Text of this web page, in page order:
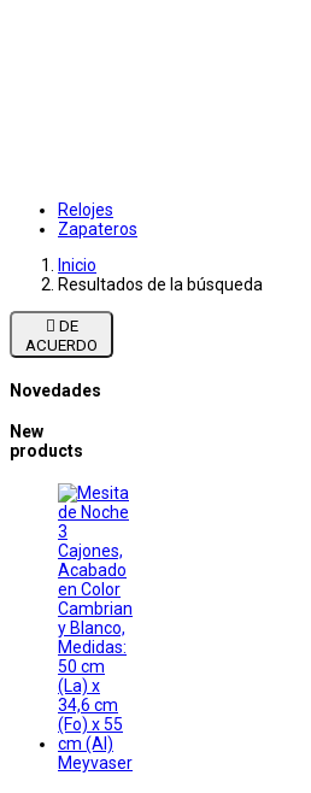
Relojes
Zapateros
Inicio
Resultados de la búsqueda

ACUERDO
Novedades
New
products
Meyvaser